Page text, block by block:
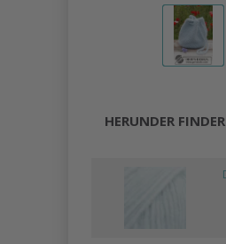
HERUNDER